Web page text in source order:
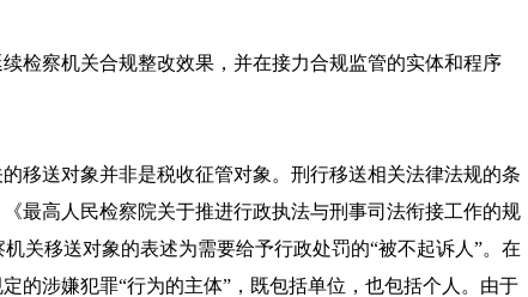
察机关合规整改效果，并在接力合规监管的实体和程序
送对象并非是税收征管对象。刑行移送相关法律法规的条
最高人民检察院关于推进行政执法与刑事司法衔接工作的规
关移送对象的表述为需要给予行政处罚的“被不起诉人”。在
的涉嫌犯罪“行为的主体”，既包括单位，也包括个人。由于